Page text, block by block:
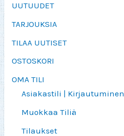
UUTUUDET
TARJOUKSIA
TILAA UUTISET
OSTOSKORI
OMA TILI
Asiakastili | Kirjautuminen
Muokkaa Tiliä
Tilaukset